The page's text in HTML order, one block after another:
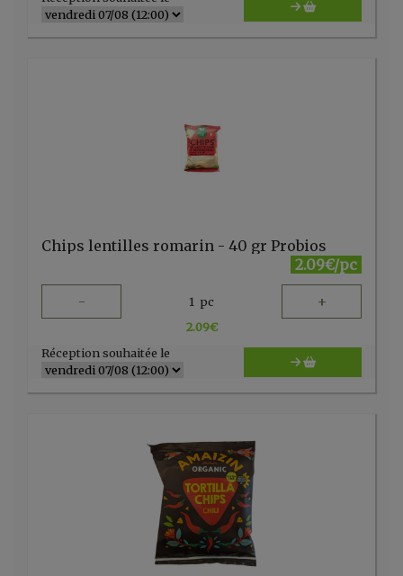
Chips lentilles romarin - 40 gr Probios
2.09€/pc
- 1 pc +
2.09€
Réception souhaitée le